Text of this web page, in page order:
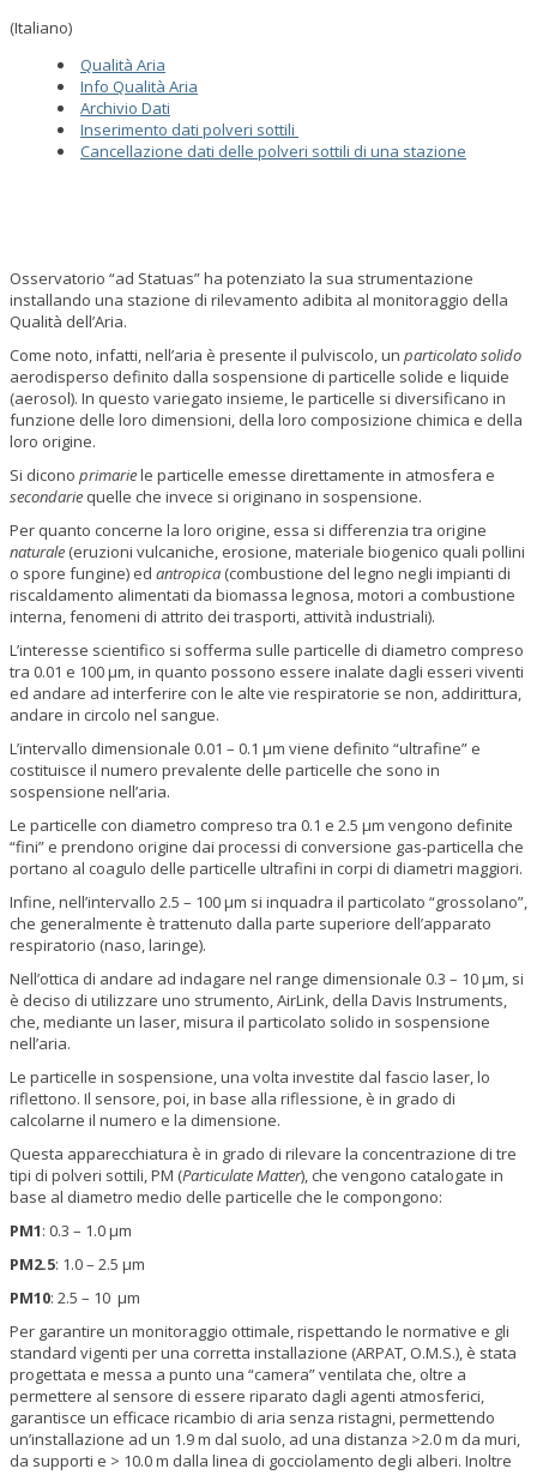
(Italiano)
Qualità Aria
Info Qualità Aria
Archivio Dati
Inserimento dati polveri sottili
Cancellazione dati delle polveri sottili di una stazione
Osservatorio “ad Statuas” ha potenziato la sua strumentazione
installando una stazione di rilevamento adibita al monitoraggio della
Qualità dell’Aria.
Come noto, infatti, nell’aria è presente il pulviscolo, un particolato solido
aerodisperso definito dalla sospensione di particelle solide e liquide
(aerosol). In questo variegato insieme, le particelle si diversificano in
funzione delle loro dimensioni, della loro composizione chimica e della
loro origine.
Si dicono primariele particelle emesse direttamente in atmosfera e
secondarie quelle che invece si originano in sospensione.
Per quanto concerne la loro origine, essa si differenzia tra origine
naturale (eruzioni vulcaniche, erosione, materiale biogenico quali pollini
o spore fungine) ed antropica (combustione del legno negli impianti di
riscaldamento alimentati da biomassa legnosa, motori a combustione
interna, fenomeni di attrito dei trasporti, attività industriali).
L’interesse scientifico si sofferma sulle particelle di diametro compreso
tra 0.01 e 100 µm, in quanto possono essere inalate dagli esseri viventi
ed andare ad interferire con le alte vie respiratorie se non, addirittura,
andare in circolo nel sangue.
L’intervallo dimensionale 0.01 – 0.1 µm viene definito “ultrafine” e
costituisce il numero prevalente delle particelle che sono in
sospensione nell’aria.
Le particelle con diametro compreso tra 0.1 e 2.5 µm vengono definite
“fini” e prendono origine dai processi di conversione gas-particella che
portano al coagulo delle particelle ultrafini in corpi di diametri maggiori.
Infine, nell’intervallo 2.5 – 100 µm si inquadra il particolato “grossolano”,
che generalmente è trattenuto dalla parte superiore dell’apparato
respiratorio (naso, laringe).
Nell’ottica di andare ad indagare nel range dimensionale 0.3 – 10 µm, si
è deciso di utilizzare uno strumento, AirLink, della Davis Instruments,
che, mediante un laser, misura il particolato solido in sospensione
nell’aria.
Le particelle in sospensione, una volta investite dal fascio laser, lo
riflettono. Il sensore, poi, in base alla riflessione, è in grado di
calcolarne il numero e la dimensione.
Questa apparecchiatura è in grado di rilevare la concentrazione di tre
tipi di polveri sottili, PM (Particulate Matter), che vengono catalogate in
base al diametro medio delle particelle che le compongono:
PM1: 0.3 – 1.0 µm
PM2.5: 1.0 – 2.5 µm
PM10: 2.5 – 10 µm
Per garantire un monitoraggio ottimale, rispettando le normative e gli
standard vigenti per una corretta installazione (ARPAT, O.M.S.), è stata
progettata e messa a punto una “camera” ventilata che, oltre a
permettere al sensore di essere riparato dagli agenti atmosferici,
garantisce un efficace ricambio di aria senza ristagni, permettendo
un’installazione ad un 1.9 m dal suolo, ad una distanza >2.0 m da muri,
da supporti e > 10.0 m dalla linea di gocciolamento degli alberi. Inoltre